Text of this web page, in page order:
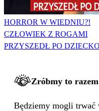
HORROR W WIEDNIU?!
CZŁOWIEK Z ROGAMI
PRZYSZEDŁ PO DZIECKO
Zróbmy to
Będziemy mogli trwać